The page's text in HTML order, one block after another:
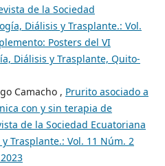
de la Sociedad
Diálisis y Trasplante.: Vol.
Posters del VI
Diálisis y Trasplante, Quito-
Camacho , Prurito asociado a
con y sin terapia de
de la Sociedad Ecuatoriana
Trasplante.: Vol. 11 Núm. 2